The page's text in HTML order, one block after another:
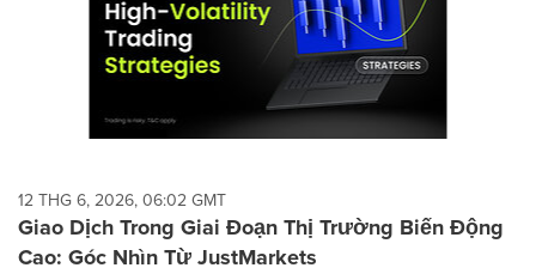
12 THG 6, 2026, 06:02 GMT
Giao Dịch Trong Giai Đoạn Thị Trường Biến Động
Cao: Góc Nhìn Từ JustMarkets